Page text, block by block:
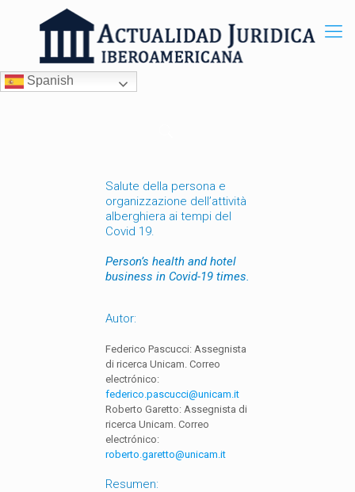
Spanish
Salute della persona e
organizzazione dell’attività
alberghiera ai tempi del
Covid 19.
Person’s health and hotel
business in Covid-19 times.
Autor:
Federico Pascucci: Assegnista
di ricerca Unicam. Correo
electrónico:
federico.pascucci@unicam.it
Roberto Garetto: Assegnista di
ricerca Unicam. Correo
electrónico:
roberto.garetto@unicam.it
Resumen: